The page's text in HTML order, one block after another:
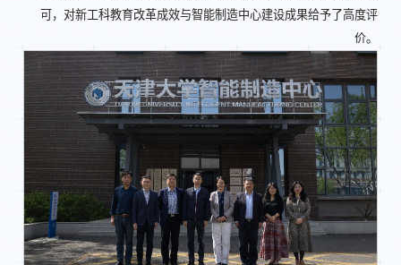
可，对新工科教育改革成效与智能制造中心建设成果给予了高度评
价。